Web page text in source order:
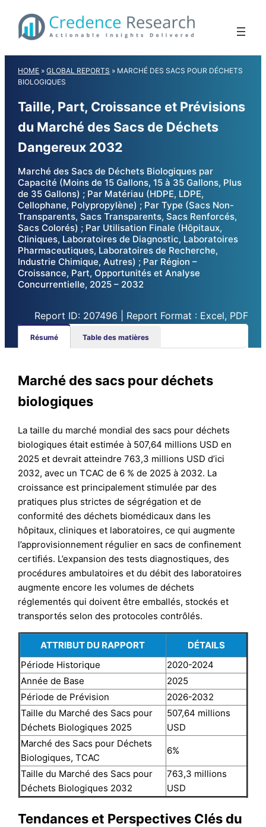
content
HOME »GLOBAL REPORTS » MARCHÉ DES SACS POUR DÉCHETS
BIOLOGIQUES
Taille, Part, Croissance et Prévisions
du Marché des Sacs de Déchets
Dangereux 2032
Marché des Sacs de Déchets Biologiques par
Capacité (Moins de 15 Gallons, 15 à 35 Gallons, Plus
de 35 Gallons) ; Par Matériau (HDPE, LDPE,
Cellophane, Polypropylène) ; Par Type (Sacs Non-
Transparents, Sacs Transparents, Sacs Renforcés,
Sacs Colorés) ; Par Utilisation Finale (Hôpitaux,
Cliniques, Laboratoires de Diagnostic, Laboratoires
Pharmaceutiques, Laboratoires de Recherche,
Industrie Chimique, Autres) ; Par Région –
Croissance, Part, Opportunités et Analyse
Concurrentielle, 2025 – 2032
Report ID: 207496 | Report Format : Excel, PDF
Résumé Table des matières
Marché des sacs pour déchets
biologiques
La taille du marché mondial des sacs pour déchets
biologiques était estimée à 507,64 millions USD en
2025 et devrait atteindre 763,3 millions USD d’ici
2032, avec un TCAC de 6 % de 2025 à 2032. La
croissance est principalement stimulée par des
pratiques plus strictes de ségrégation et de
conformité des déchets biomédicaux dans les
hôpitaux, cliniques et laboratoires, ce qui augmente
l’approvisionnement régulier en sacs de confinement
certifiés. L’expansion des tests diagnostiques, des
procédures ambulatoires et du débit des laboratoires
augmente encore les volumes de déchets
réglementés qui doivent être emballés, stockés et
transportés selon des protocoles contrôlés.
ATTRIBUT DU RAPPORT
DÉTAILS
Période Historique
2020-2024
Année de Base
2025
Période de Prévision
2026-2032
Taille du Marché des Sacs pour
Déchets Biologiques 2025
507,64 millions
USD
Marché des Sacs pour Déchets
Biologiques, TCAC
6%
Taille du Marché des Sacs pour
Déchets Biologiques 2032
763,3 millions
USD
Tendances et Perspectives Clés du